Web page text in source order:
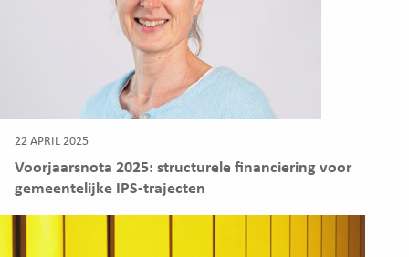
22 APRIL 2025
Voorjaarsnota 2025: structurele financiering voor
gemeentelijke IPS-trajecten